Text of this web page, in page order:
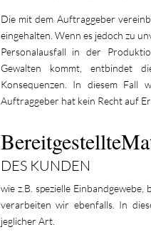
Die mit dem Auftraggeber
eingehalten. Wenn es jedoch zu
Personalausfall in der
Gewalten kommt, entbindet
Konsequenzen. In diesem Fall
Auftraggeber hat kein Recht auf
DES KUNDEN
wie z.B. spezielle
verarbeiten wir ebenfalls. In
jeglicher Art.